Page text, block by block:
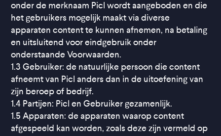
onder de merknaam Picl wordt aangeboden en die
het gebruikers mogelijk maakt via diverse
apparaten content te kunnen afnemen, na betaling
en uitsluitend voor eindgebruik onder
onderstaande Voorwaarden.
1.3 Gebruiker: de natuurlijke persoon die content
afneemt van Picl anders dan in de uitoefening van
zijn beroep of bedrijf.
1.4 Partijen: Picl en Gebruiker gezamenlijk.
1.5 Apparaten: de apparaten waarop content
afgespeeld kan worden, zoals deze zijn vermeld op